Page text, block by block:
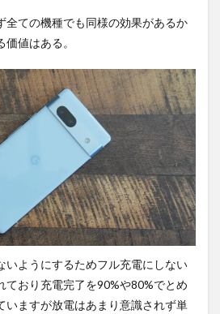
全ての機種でも同様の効果があるか
値はある。
いようにするためフル充電にしない
ており充電完了を90%や80%でとめ
いますが放電はあまり意識されず単